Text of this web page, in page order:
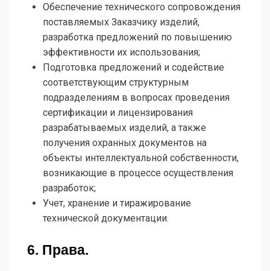
Обеспечение технического сопровождения
поставляемых Заказчику изделий,
разработка предложений по повышению
эффективности их использования;
Подготовка предложений и содействие
соответствующим структурным
подразделениям в вопросах проведения
сертификации и лицензирования
разрабатываемых изделий, а также
получения охранных документов на
объекты интеллектуальной собственности,
возникающие в процессе осуществления
разработок;
Учет, хранение и тиражирование
технической документации.
6. Права.